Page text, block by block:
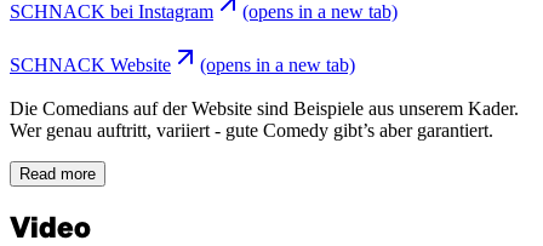
SCHNACK bei Instagram (opens in a new tab)
SCHNACK Website (opens in a new tab)
Die Comedians auf der Website sind Beispiele aus unserem Kader.
Wer genau auftritt, variiert - gute Comedy gibt’s aber garantiert.
Read more
Video